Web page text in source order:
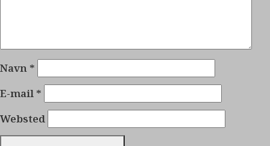
Navn *
E-mail *
Websted